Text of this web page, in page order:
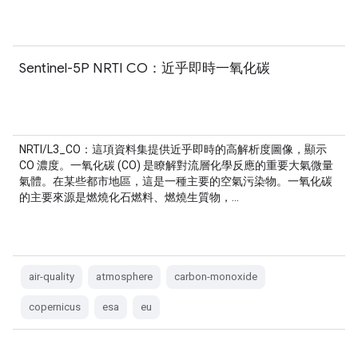
Sentinel-5P NRTI CO：近乎即時一氧化碳
NRTI/L3_CO：這項資料集提供近乎即時的高解析度圖像，顯示
CO 濃度。一氧化碳 (CO) 是瞭解對流層化學反應的重要大氣微量
氣體。在某些都市地區，這是一種主要的空氣污染物。一氧化碳
的主要來源是燃燒化石燃料、燃燒生質物，…
air-quality atmosphere carbon-monoxide
copernicus esa eu